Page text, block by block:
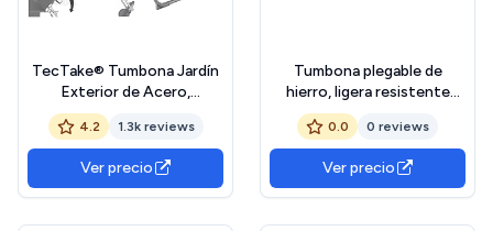
TecTake® Tumbona Jardín
Exterior de Acero,
Tumbona Plegable con
Reposacabezas, Parasol y
Bolsillo Lateral, Tumbona
Playa Reclinable 6
Posiciones, para Piscina
4.2 1.3k reviews
Ver precio
Tumbona plegable de
hierro, ligera resistente
(azul)
0.0 0 reviews
Ver precio